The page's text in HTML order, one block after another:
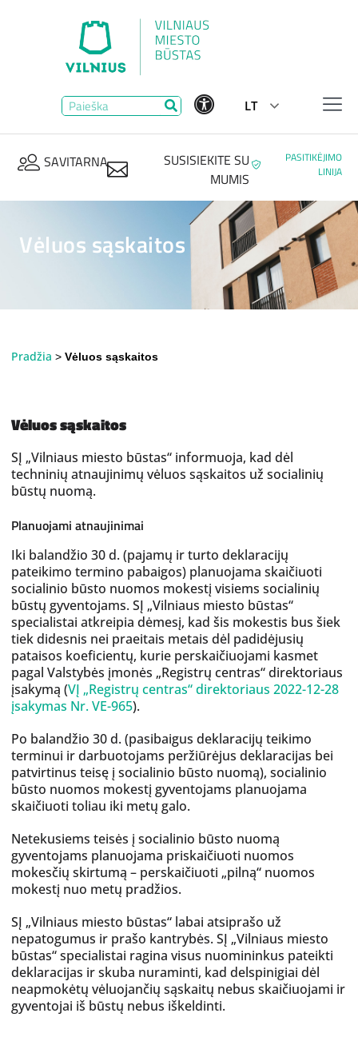
LT
SUSISIEKITE SU
MUMIS
PASITIKĖJIMO
LINIJA
SAVITARNA
Vėluos sąskaitos
Pradžia > Vėluos sąskaitos
Vėluos sąskaitos
SĮ „Vilniaus miesto būstas“ informuoja, kad dėl
techninių atnaujinimų vėluos sąskaitos už socialinių
būstų nuomą.
Planuojami atnaujinimai
Iki balandžio 30 d. (pajamų ir turto deklaracijų
pateikimo termino pabaigos) planuojama skaičiuoti
socialinio būsto nuomos mokestį visiems socialinių
būstų gyventojams. SĮ „Vilniaus miesto būstas“
specialistai atkreipia dėmesį, kad šis mokestis bus šiek
tiek didesnis nei praeitais metais dėl padidėjusių
pataisos koeficientų, kurie perskaičiuojami kasmet
pagal Valstybės įmonės „Registrų centras“ direktoriaus
įsakymą (VĮ „Registrų centras“ direktoriaus 2022-12-28
įsakymas Nr. VE-965).
Po balandžio 30 d. (pasibaigus deklaracijų teikimo
terminui ir darbuotojams peržiūrėjus deklaracijas bei
patvirtinus teisę į socialinio būsto nuomą), socialinio
būsto nuomos mokestį gyventojams planuojama
skaičiuoti toliau iki metų galo.
Netekusiems teisės į socialinio būsto nuomą
gyventojams planuojama priskaičiuoti nuomos
mokesčių skirtumą – perskaičiuoti „pilną“ nuomos
mokestį nuo metų pradžios.
SĮ „Vilniaus miesto būstas“ labai atsiprašo už
nepatogumus ir prašo kantrybės. SĮ „Vilniaus miesto
būstas“ specialistai ragina visus nuomininkus pateikti
deklaracijas ir skuba nuraminti, kad delspinigiai dėl
neapmokėtų vėluojančių sąskaitų nebus skaičiuojami ir
gyventojai iš būstų nebus iškeldinti.